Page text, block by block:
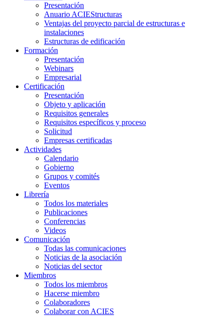
Presentación
Anuario ACIEStructuras
Ventajas del proyecto parcial de estructuras e
instalaciones
Estructuras de edificación
Formación
Presentación
Webinars
Empresarial
Certificación
Presentación
Objeto y aplicación
Requisitos generales
Requisitos específicos y proceso
Solicitud
Empresas certificadas
Actividades
Calendario
Gobierno
Grupos y comités
Eventos
Librería
Todos los materiales
Publicaciones
Conferencias
Videos
Comunicación
Todas las comunicaciones
Noticias de la asociación
Noticias del sector
Miembros
Todos los miembros
Hacerse miembro
Colaboradores
Colaborar con ACIES